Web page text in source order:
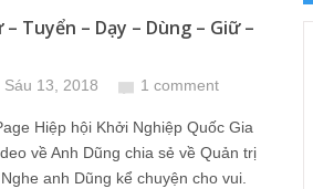
– Tuyển – Dạy – Dùng – Giữ –
Sáu 13, 2018 1 comment
Hiệp hội Khởi Nghiệp Quốc Gia
về Anh Dũng chia sẻ về Quản trị
anh Dũng kể chuyện cho vui.